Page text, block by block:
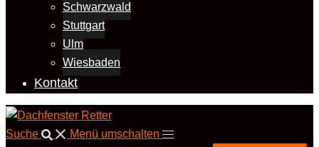
Schwarzwald
Stuttgart
Ulm
Wiesbaden
Kontakt
Suche Menü umschalten